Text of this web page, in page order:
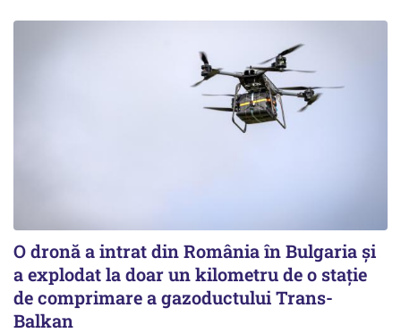
O dronă a intrat din România în Bulgaria şi
a explodat la doar un kilometru de o stație
de comprimare a gazoductului Trans-
Balkan